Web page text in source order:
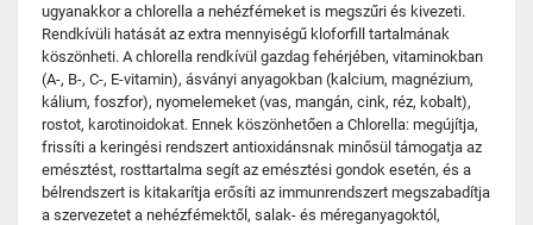
ugyanakkor a chlorella a nehézfémeket is megszűri és kivezeti.
Rendkívüli hatását az extra mennyiségű kloforfill tartalmának
köszönheti. A chlorella rendkívül gazdag fehérjében, vitaminokban
(A-, B-, C-, E-vitamin), ásványi anyagokban (kalcium, magnézium,
kálium, foszfor), nyomelemeket (vas, mangán, cink, réz, kobalt),
rostot, karotinoidokat. Ennek köszönhetően a Chlorella: megújítja,
frissíti a keringési rendszert antioxidánsnak minősül támogatja az
emésztést, rosttartalma segít az emésztési gondok esetén, és a
bélrendszert is kitakarítja erősíti az immunrendszert megszabadítja
a szervezetet a nehézfémektől, salak- és méreganyagoktól,